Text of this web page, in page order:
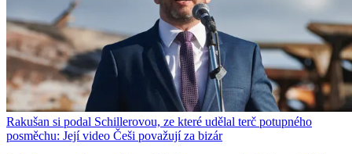
Rakušan si podal Schillerovou, ze které udělal terč potupného
posměchu: Její video Češi považují za bizár